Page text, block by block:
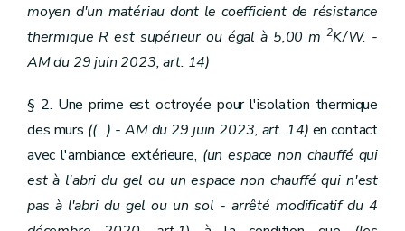
moyen d'un matériau dont le coefficient de résistance
thermique R est supérieur ou égal à 5,00 m2K/W. -
AM du 29 juin 2023, art. 14)
§ 2. Une prime est octroyée pour l'isolation thermique
des murs ((...) - AM du 29 juin 2023, art. 14) en contact
avec l'ambiance extérieure, (un espace non chauffé qui
est à l'abri du gel ou un espace non chauffé qui n'est
pas à l'abri du gel ou un sol - arrêté modificatif du 4